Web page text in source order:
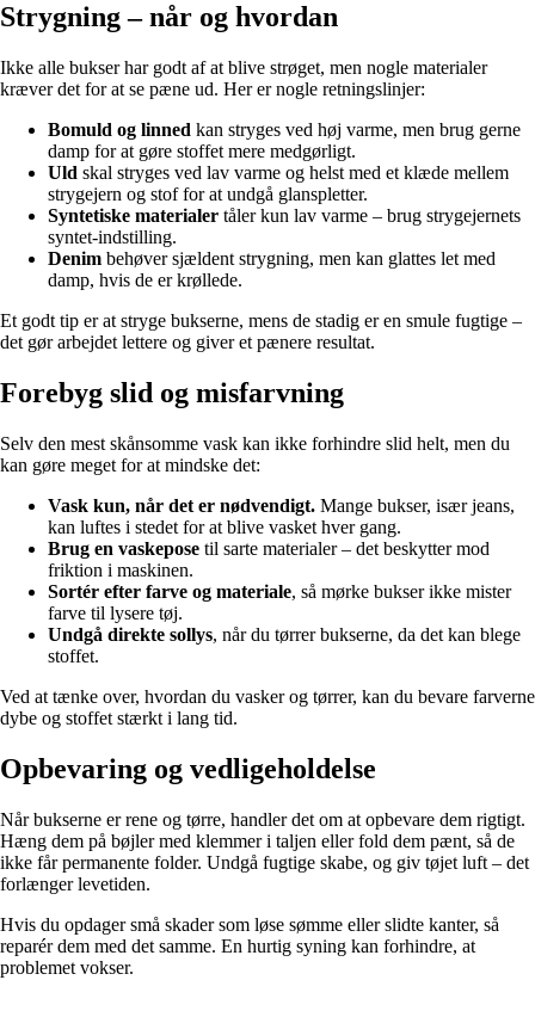
Strygning – når og hvordan
Ikke alle bukser har godt af at blive strøget, men nogle materialer
kræver det for at se pæne ud. Her er nogle retningslinjer:
Bomuld og linned kan stryges ved høj varme, men brug gerne
damp for at gøre stoffet mere medgørligt.
Uld skal stryges ved lav varme og helst med et klæde mellem
strygejern og stof for at undgå glanspletter.
Syntetiske materialer tåler kun lav varme – brug strygejernets
syntet-indstilling.
Denim behøver sjældent strygning, men kan glattes let med
damp, hvis de er krøllede.
Et godt tip er at stryge bukserne, mens de stadig er en smule fugtige –
det gør arbejdet lettere og giver et pænere resultat.
Forebyg slid og misfarvning
Selv den mest skånsomme vask kan ikke forhindre slid helt, men du
kan gøre meget for at mindske det:
Vask kun, når det er nødvendigt. Mange bukser, især jeans,
kan luftes i stedet for at blive vasket hver gang.
Brug en vaskepose til sarte materialer – det beskytter mod
friktion i maskinen.
Sortér efter farve og materiale, så mørke bukser ikke mister
farve til lysere tøj.
Undgå direkte sollys, når du tørrer bukserne, da det kan blege
stoffet.
Ved at tænke over, hvordan du vasker og tørrer, kan du bevare farverne
dybe og stoffet stærkt i lang tid.
Opbevaring og vedligeholdelse
Når bukserne er rene og tørre, handler det om at opbevare dem rigtigt.
Hæng dem på bøjler med klemmer i taljen eller fold dem pænt, så de
ikke får permanente folder. Undgå fugtige skabe, og giv tøjet luft – det
forlænger levetiden.
Hvis du opdager små skader som løse sømme eller slidte kanter, så
reparér dem med det samme. En hurtig syning kan forhindre, at
problemet vokser.